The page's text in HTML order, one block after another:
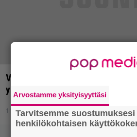
Valtakunnallinen keikkapäivä
ystävänpäivän: Ilmaisia keikkoja
11.2.2015 12:58
Arvostamme yksityisyyttäsi
Tarvitsemme
henkilökohtaisen